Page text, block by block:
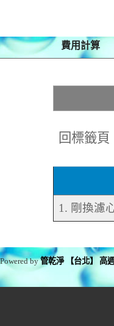
費用計算
回標籤頁
1. 剛換濾
Powered by管乾淨 【台北】 高